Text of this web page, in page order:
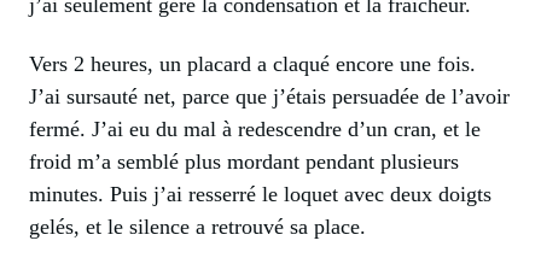
Vers 2 heures, un placard a claqué encore une fois.
J’ai sursauté net, parce que j’étais persuadée de l’avoir
fermé. J’ai eu du mal à redescendre d’un cran, et le
froid m’a semblé plus mordant pendant plusieurs
minutes. Puis j’ai resserré le loquet avec deux doigts
gelés, et le silence a retrouvé sa place.